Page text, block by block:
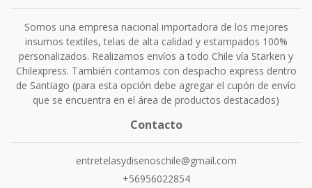
Somos una empresa nacional importadora de los mejores
insumos textiles, telas de alta calidad y estampados 100%
personalizados. Realizamos envíos a todo Chile vía Starken y
Chilexpress. También contamos con despacho express dentro
de Santiago (para esta opción debe agregar el cupón de envío
que se encuentra en el área de productos destacados)
Contacto
entretelasydisenoschile@gmail.com
+56956022854